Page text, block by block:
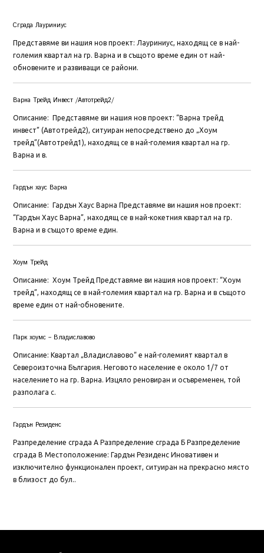
Сграда Лауриниус
Представяме ви нашия нов проект: Лауриниус, находящ се в най-
големия квартал на гр. Варна и в същото време един от най-
обновените и развиващи се райони.
Варна Трейд Инвест /Автотрейд2/
Описание: Представяме ви нашия нов проект: “Варна трейд
инвест” (Автотрейд2), ситуиран непосредствено до „Хоум
трейд”(Автотрейд1), находящ се в най-големия квартал на гр.
Варна и в.
Гардън хаус Варна
Описание: Гардън Хаус Варна Представяме ви нашия нов проект:
“Гардън Хаус Варна”, находящ се в най-кокетния квартал на гр.
Варна и в същото време един.
Хоум Трейд
Описание: Хоум Трейд Представяме ви нашия нов проект: “Хоум
трейд”, находящ се в най-големия квартал на гр. Варна и в същото
време един от най-обновените.
Парк хоумс – Владиславово
Описание: Квартал „Владиславово“ е най-големият квартал в
Североизточна България. Неговото население е около 1/7 от
населението на гр. Варна. Изцяло реновиран и осъвременен, той
разполага с.
Гардън Резиденс
Разпределение сграда А Разпределение сграда Б Разпределение
сграда В Местоположение: Гардън Резиденс Иновативен и
изключително функционален проект, ситуиран на прекрасно място
в близост до бул..